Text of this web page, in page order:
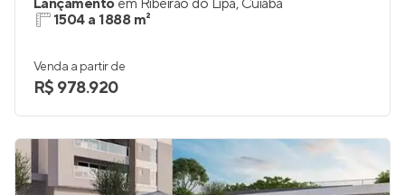
Lançamento em Ribeirão do Lipa, Cuiabá
1504 a 1888 m²
Venda a partir de
R$ 978.920